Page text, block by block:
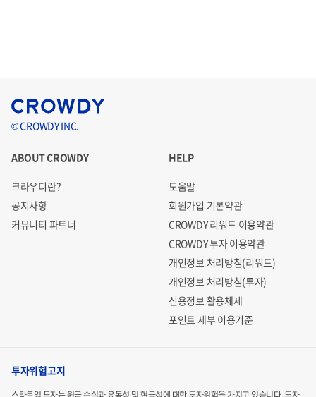
© CROWDY INC.
ABOUT CROWDY
크라우디란?
공지사항
커뮤니티 파트너
HELP
도움말
회원가입 기본약관
CROWDY 리워드 이용약관
CROWDY 투자 이용약관
개인정보 처리방침(리워드)
개인정보 처리방침(투자)
신용정보 활용체제
포인트 세부 이용기준
투자위험고지